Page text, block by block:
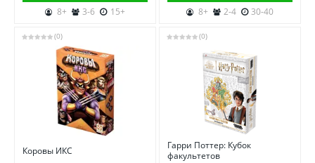
8+
3-6 15+
8+
2-4 30-40
(0)
Коровы ИКС
(0)
Гарри Поттер: Кубок
факультетов